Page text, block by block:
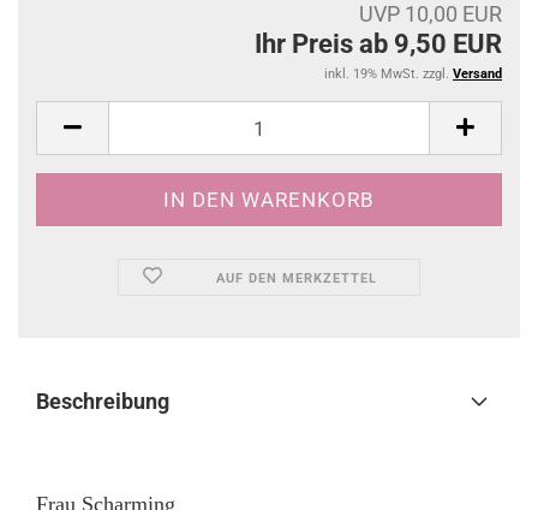
UVP 10,00 EUR
Ihr Preis ab 9,50 EUR
inkl. 19% MwSt. zzgl. Versand
AUF DEN MERKZETTEL
Beschreibung
Frau Scharming